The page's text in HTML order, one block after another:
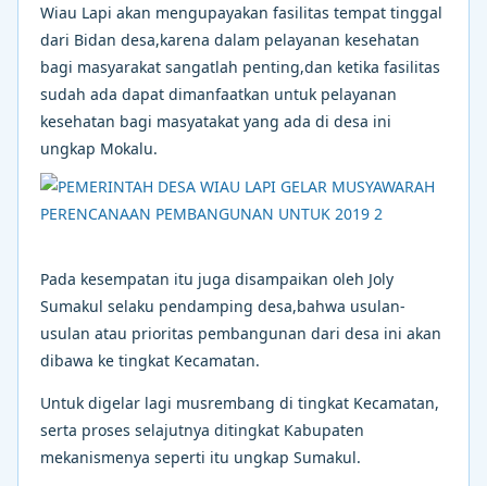
Wiau Lapi akan mengupayakan fasilitas tempat tinggal
dari Bidan desa,karena dalam pelayanan kesehatan
bagi masyarakat sangatlah penting,dan ketika fasilitas
sudah ada dapat dimanfaatkan untuk pelayanan
kesehatan bagi masyatakat yang ada di desa ini
ungkap Mokalu.
Pada kesempatan itu juga disampaikan oleh Joly
Sumakul selaku pendamping desa,bahwa usulan-
usulan atau prioritas pembangunan dari desa ini akan
dibawa ke tingkat Kecamatan.
Untuk digelar lagi musrembang di tingkat Kecamatan,
serta proses selajutnya ditingkat Kabupaten
mekanismenya seperti itu ungkap Sumakul.